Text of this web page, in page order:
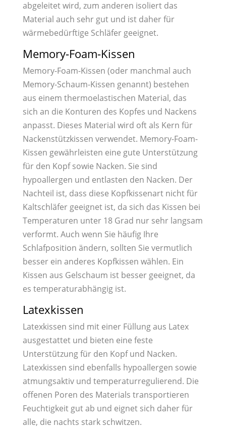
abgeleitet wird, zum anderen isoliert das
Material auch sehr gut und ist daher für
wärmebedürftige Schläfer geeignet.
Memory-Foam-Kissen
Memory-Foam-Kissen (oder manchmal auch
Memory-Schaum-Kissen genannt) bestehen
aus einem thermoelastischen Material, das
sich an die Konturen des Kopfes und Nackens
anpasst. Dieses Material wird oft als Kern für
Nackenstützkissen verwendet. Memory-Foam-
Kissen gewährleisten eine gute Unterstützung
für den Kopf sowie Nacken. Sie sind
hypoallergen und entlasten den Nacken. Der
Nachteil ist, dass diese Kopfkissenart nicht für
Kaltschläfer geeignet ist, da sich das Kissen bei
Temperaturen unter 18 Grad nur sehr langsam
verformt. Auch wenn Sie häufig Ihre
Schlafposition ändern, sollten Sie vermutlich
besser ein anderes Kopfkissen wählen. Ein
Kissen aus Gelschaum ist besser geeignet, da
es temperaturabhängig ist.
Latexkissen
Latexkissen sind mit einer Füllung aus Latex
ausgestattet und bieten eine feste
Unterstützung für den Kopf und Nacken.
Latexkissen sind ebenfalls hypoallergen sowie
atmungsaktiv und temperaturregulierend. Die
offenen Poren des Materials transportieren
Feuchtigkeit gut ab und eignet sich daher für
alle, die nachts stark schwitzen.